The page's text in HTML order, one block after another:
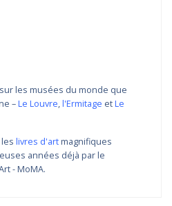
les musées du monde que
–Le Louvre,l'Ermitage etLe
livres d'artmagnifiques
années déjà par le
- MoMA.